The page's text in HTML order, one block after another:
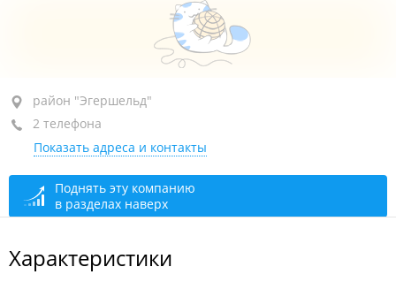
район "Эгершельд", ул. Стрельникова, 7
1-й этаж, оф. 105
+7 (423) 279-10-60
+7 966 279-10-60
сегодня закрыто
район "Эгершельд"
2 телефона
Показать адреса и контакты
Поднять эту компанию
в разделах наверх
Характеристики